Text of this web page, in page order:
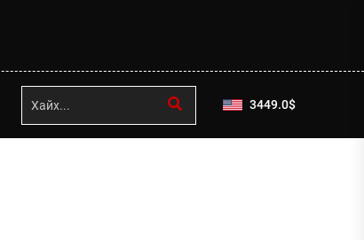
3449.0$